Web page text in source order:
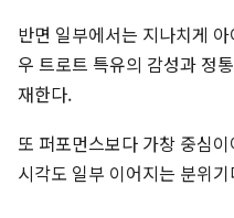
반면 일부에서는 지나치게
우 트로트 특유의 감성과 정
재한다.
또 퍼포먼스보다 가창 중심
시각도 일부 이어지는 분위